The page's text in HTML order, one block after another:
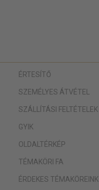
ÉRTESÍTŐ
SZEMÉLYES ÁTVÉTEL
SZÁLLÍTÁSI FELTÉTELEK
GYIK
OLDALTÉRKÉP
TÉMAKÖRI FA
ÉRDEKES TÉMAKÖREINK